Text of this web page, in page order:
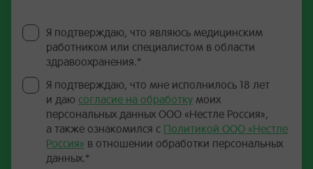
Я подтверждаю, что являюсь медицинским
работником или специалистом в области
здравоохранения.*
Я подтверждаю, что мне исполнилось 18 лет
и даю согласие на обработку моих
персональных данных ООО «Нестле Россия»,
а также ознакомился с Политикой ООО «Нестле
Россия» в отношении обработки персональных
данных.*